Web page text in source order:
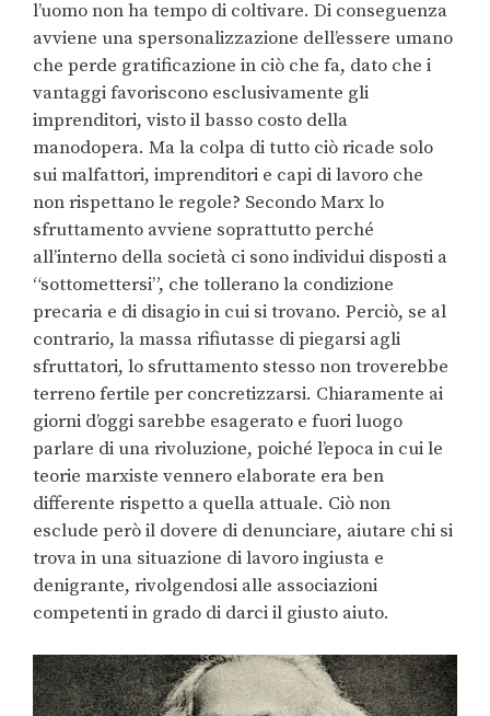
l’uomo non ha tempo di coltivare. Di conseguenza
avviene una spersonalizzazione dell’essere umano
che perde gratificazione in ciò che fa, dato che i
vantaggi favoriscono esclusivamente gli
imprenditori, visto il basso costo della
manodopera. Ma la colpa di tutto ciò ricade solo
sui malfattori, imprenditori e capi di lavoro che
non rispettano le regole? Secondo Marx lo
sfruttamento avviene soprattutto perché
all’interno della società ci sono individui disposti a
“sottomettersi”, che tollerano la condizione
precaria e di disagio in cui si trovano. Perciò, se al
contrario, la massa rifiutasse di piegarsi agli
sfruttatori, lo sfruttamento stesso non troverebbe
terreno fertile per concretizzarsi. Chiaramente ai
giorni d’oggi sarebbe esagerato e fuori luogo
parlare di una rivoluzione, poiché l’epoca in cui le
teorie marxiste vennero elaborate era ben
differente rispetto a quella attuale. Ciò non
esclude però il dovere di denunciare, aiutare chi si
trova in una situazione di lavoro ingiusta e
denigrante, rivolgendosi alle associazioni
competenti in grado di darci il giusto aiuto.